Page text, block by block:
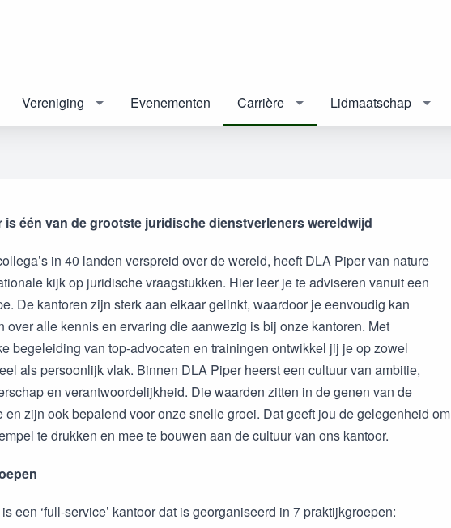
Vereniging Evenementen Carrière Lidmaatschap
is één van de grootste juridische dienstverleners wereldwijd
in 40 landen verspreid over de wereld, heeft DLA Piper van nature
kijk op juridische vraagstukken. Hier leer je te adviseren vanuit een
De kantoren zijn sterk aan elkaar gelinkt, waardoor je eenvoudig kan
over alle kennis en ervaring die aanwezig is bij onze kantoren. Met
begeleiding van top-advocaten en trainingen ontwikkel jij je op zowel
als persoonlijk vlak. Binnen DLA Piper heerst een cultuur van ambitie,
en verantwoordelijkheid. Die waarden zitten in de genen van de
en zijn ook bepalend voor onze snelle groei. Dat geeft jou de gelegenheid om
te drukken en mee te bouwen aan de cultuur van ons kantoor.
een ‘full-service’ kantoor dat is georganiseerd in 7 praktijkgroepen: